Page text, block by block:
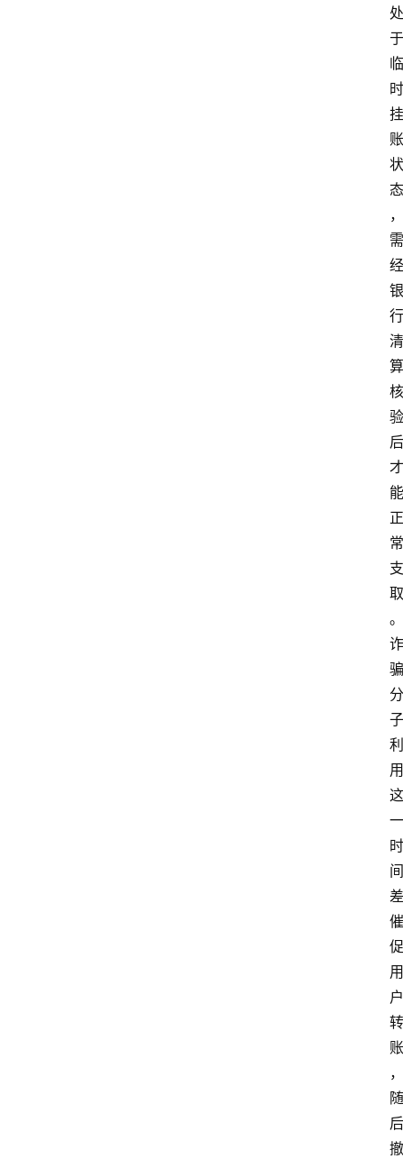
处
于
临
时
挂
账
状
态
，
需
经
银
行
清
算
核
验
后
才
能
正
常
支
取
。
诈
骗
分
子
利
用
这
一
时
间
差
催
促
用
户
转
账
，
随
后
撤